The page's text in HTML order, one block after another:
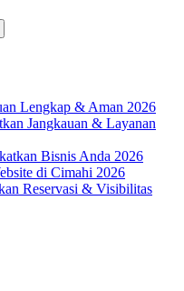
Lengkap & Aman 2026
Jangkauan & Layanan
Bisnis Anda 2026
di Cimahi 2026
Reservasi & Visibilitas